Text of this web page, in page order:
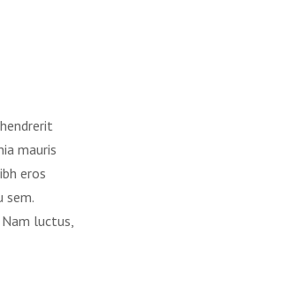
mauris
eros
sem.
Nam luctus,